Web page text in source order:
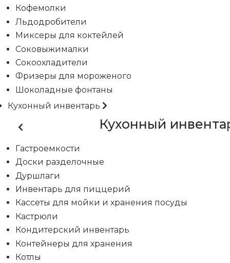
Кофемолки
Льдодробители
Миксеры для коктейлей
Соковыжималки
Сокоохладители
Фризеры для мороженого
Шоколадные фонтаны
Кухонный инвентарь
Кухонный
Гастроемкости
Доски разделочные
Дуршлаги
Инвентарь для пиццерий
Кассеты для мойки и хранения посуды
Кастрюли
Кондитерский инвентарь
Контейнеры для хранения
Котлы